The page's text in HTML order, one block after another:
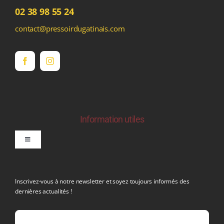
02 38 98 55 24
contact@pressoirdugatinais.com
Information utiles
Toggle
Inscrivez-vous à notre newsletter et soyez toujours informés des
dernières actualités !